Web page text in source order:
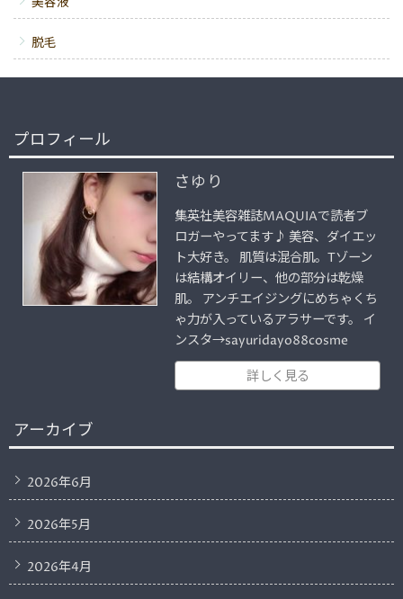
脱毛
プロフィール
さゆり
集英社美容雑誌MAQUIAで読者ブ
ロガーやってます♪ 美容、ダイエッ
ト大好き。 肌質は混合肌。Tゾーン
は結構オイリー、他の部分は乾燥
肌。 アンチエイジングにめちゃくち
ゃ力が入っているアラサーです。 イ
ンスタ→sayuridayo88cosme
詳しく見る
アーカイブ
2026年6月
2026年5月
2026年4月